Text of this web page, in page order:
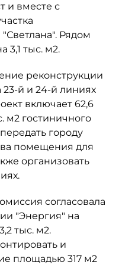
и вместе с
Рядом
3,1 тыс. м2.
реконструкции
23-й и 24-й линиях
включает 62,6
м2 гостиничного
городу
помещения для
организовать
согласовала
"Энергия" на
тыс. м2.
и
площадью 317 м2